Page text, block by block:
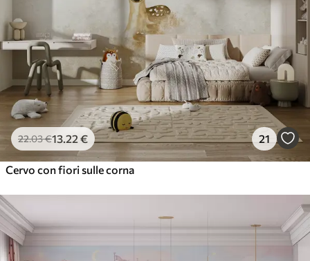
22.03€13 .22 € 21
Cervo con fiori sulle corna